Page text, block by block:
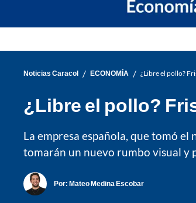
Noticias Caracol / ECONOMÍA / ¿Libre el pollo?
¿Libre el pollo?
La empresa española, que tomó
tomarán un nuevo rumbo visual y
Por: Mateo Medina Escobar